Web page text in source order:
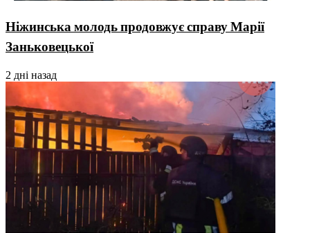
Ніжинська молодь продовжує справу Марії
Заньковецької
2 дні назад